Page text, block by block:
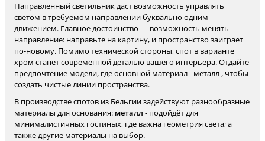
Направленный светильник даст возможность управлять
светом в требуемом направлении буквально одним
движением. Главное достоинство — возможность менять
направление: направьте на картину, и пространство заиграет
по-новому. Помимо технической стороны, спот в варианте
хром станет современной деталью вашего интерьера. Отдайте
предпочтение модели, где основной материал - металл , чтобы
создать чистые линии пространства.
В производстве спотов из Бельгии задействуют разнообразные
материалы для основания: металл - подойдёт для
минималистичных гостиных, где важна геометрия света; а
также другие материалы на выбор.